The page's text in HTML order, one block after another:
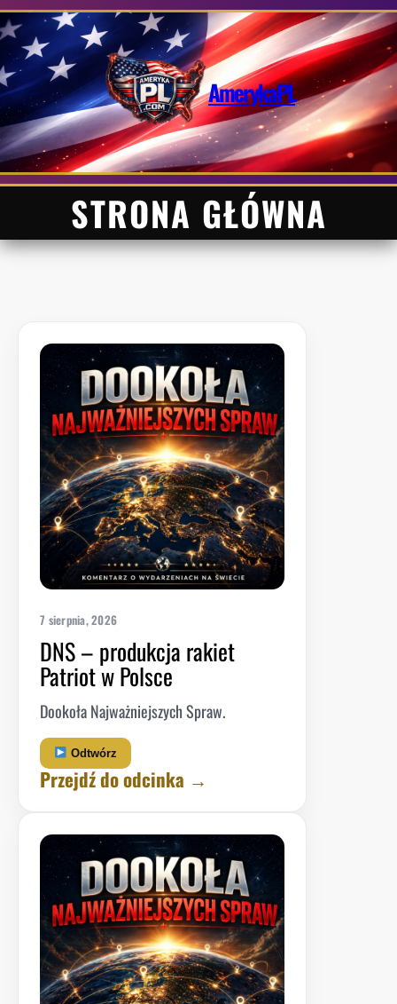
Przejdź
do
treści
AmerykaPL
STRONA GŁÓWNA
7 sierpnia, 2026
DNS – produkcja rakiet
Patriot w Polsce
Dookoła Najważniejszych Spraw.
Odtwórz
Przejdź do odcinka →